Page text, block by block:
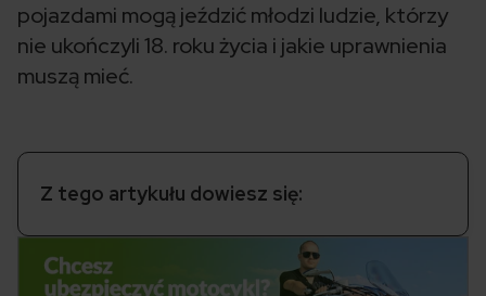
pojazdami mogą jeździć młodzi ludzie, którzy
nie ukończyli 18. roku życia i jakie uprawnienia
muszą mieć.
Z tego artykułu dowiesz się: